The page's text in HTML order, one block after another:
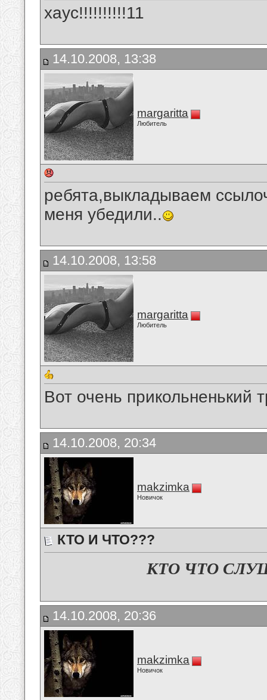
хаус!!!!!!!!!!11
14.10.2008, 13:38
margaritta
Любитель
ребята,выкладываем
меня убедили..
14.10.2008, 13:58
margaritta
Любитель
Вот очень прикольненький
14.10.2008, 20:34
makzimka
Новичок
КТО И ЧТО???
КТО ЧТО
14.10.2008, 20:36
makzimka
Новичок